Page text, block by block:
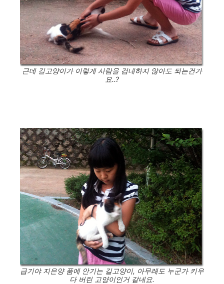
근데 길고양이가 이렇게 사람을 겁내하지 않아도 되는건가
요..?
급기야 지은양 품에 안기는 길고양이, 아무래도 누군가 키우
다 버린 고양이인거 같네요.